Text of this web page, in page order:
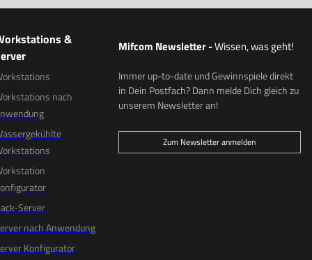
&
nach
Server
nach Anwendung
Konfigurator
Mifcom Newsletter-Wissen, was geht!
Immer up-to-date und Gewinnspiele direkt
in Dein Postfach? Dann melde Dich gleich zu
unserem Newsletter an!
Zum Newsletter anmelden